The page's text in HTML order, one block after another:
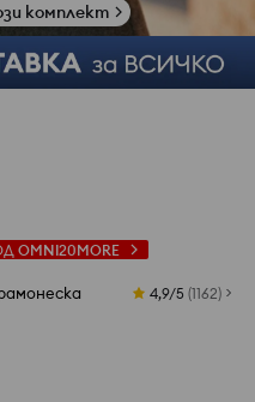
комплект
OMNI20MORE
4,9/5 (1162)